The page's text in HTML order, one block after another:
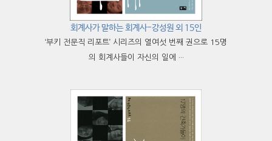
회계사가 말하는 회계사-강성원 외 15인
‘부키 전문직 리포트’ 시리즈의 열여섯 번째 권으로 15명
의 회계사들이 자신의 일에 ···